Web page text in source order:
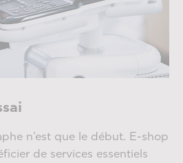
n’est que le début. E-shop
de services essentiels